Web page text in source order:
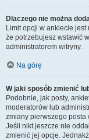
Dlaczego nie można
Limit opcji w ankiecie
że potrzebujesz wstawić
administratorem witryny.
Na górę
W jaki sposób zmienić
Podobnie, jak posty,
moderatorów lub
zmiany pierwszego posta
Jeśli nikt jeszcze nie
zmienić jej opcje.